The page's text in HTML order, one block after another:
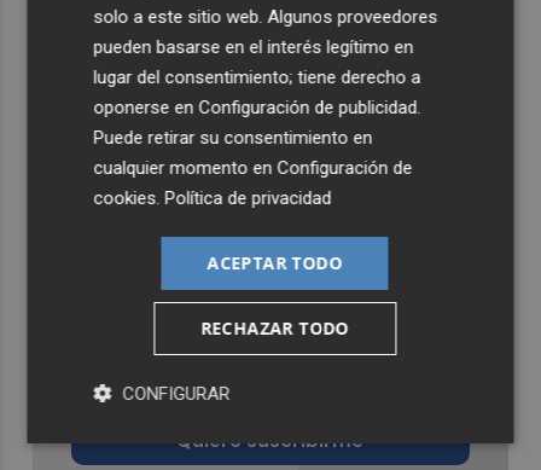
Recibe toda la actualidad de
Castellón Plaza en tu correo
Quiero suscribirme
solo a este sitio web. Algunos proveedores
pueden basarse en el interés legítimo en
lugar del consentimiento; tiene derecho a
oponerse enConfiguración de publicidad.
Puede retirar su consentimiento en
cualquier momento enConfiguración de
cookies.Política de privacidad
ACEPTAR TODO
RECHAZAR TODO
CONFIGURAR